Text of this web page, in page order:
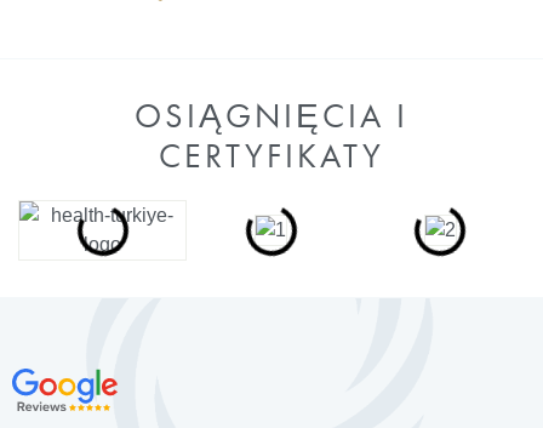
OSIĄGNIĘCIA I
CERTYFIKATY